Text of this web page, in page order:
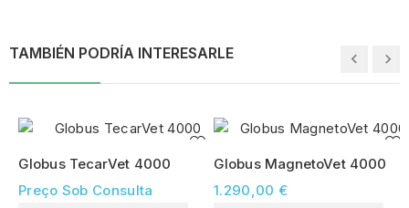
TAMBIÉN PODRÍA INTERESARLE
Globus TecarVet 4000
Preço Sob Consulta
Globus MagnetoVet 4000
1.290,00 €